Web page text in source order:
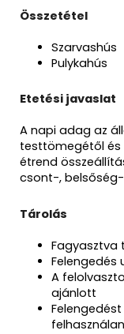
Összetétel
Szarvashús
Pulykahús
Etetési javaslat
A napi adag az
testtömegétől és
étrend
csont-,
Tárolás
Fagyasztva
Felengedés
A
ajánlott